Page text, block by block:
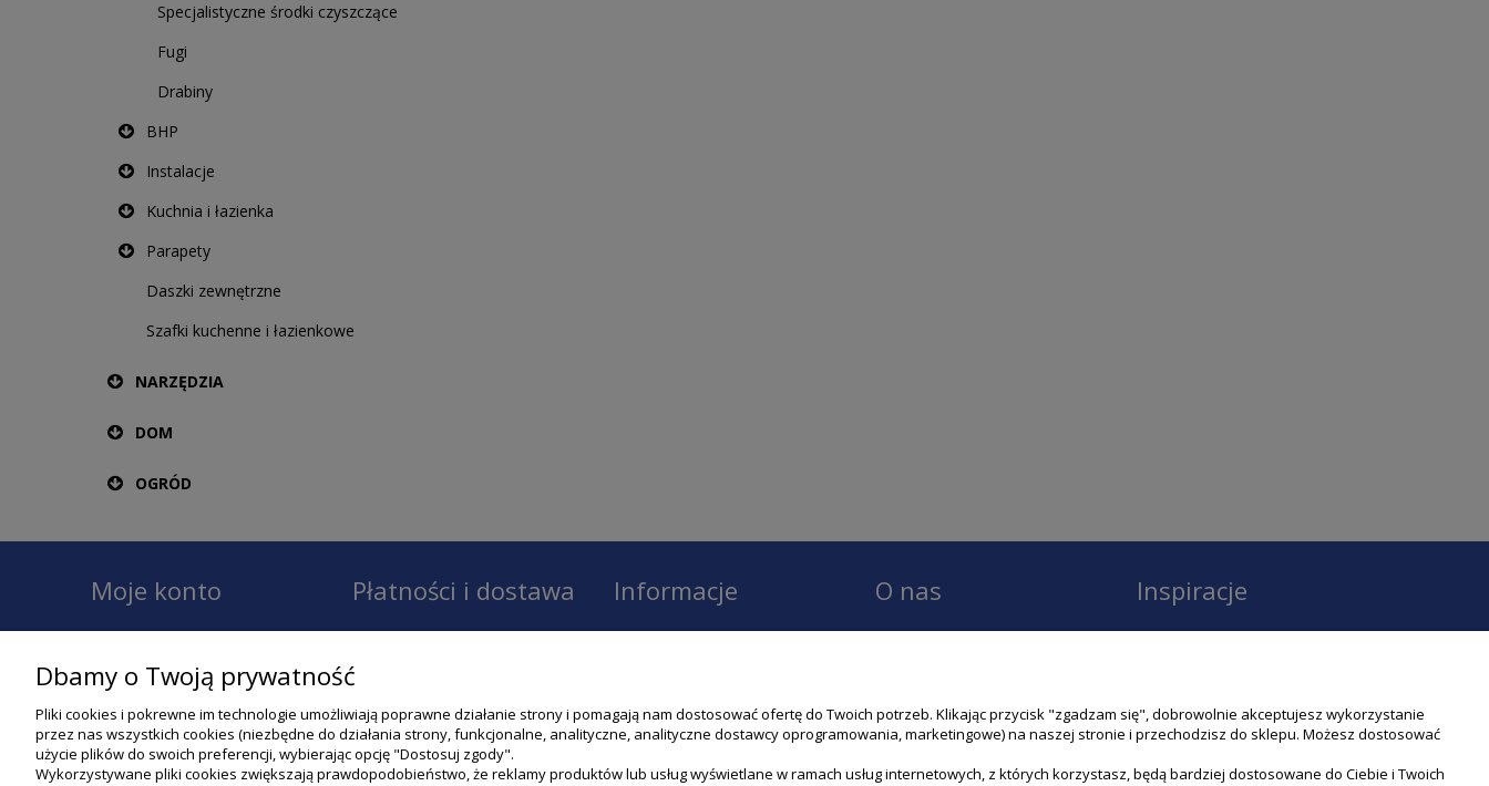
Specjalistyczne środki czyszczące
Fugi
Drabiny
BHP
Instalacje
Kuchnia i łazienka
Parapety
Daszki zewnętrzne
Szafki kuchenne i łazienkowe
NARZĘDZIA
DOM
OGRÓD
Moje konto
Ustawienia konta
Przechowalnia
Ustawienia plików cookies
Płatności i dostawa
Płatności
Raty
Informacje
Polityka prywatności
O nas
Kontakt
Inspiracje
Blog
Dbamy o Twoją prywatność
Pliki cookies i pokrewne im technologie umożliwiają poprawne działanie strony i pomagają nam dostosować ofertę do Twoich potrzeb. Klikając przycisk "zgadzam się", dobrowolnie akceptujesz wykorzystanie
przez nas wszystkich cookies (niezbędne do działania strony, funkcjonalne, analityczne, analityczne dostawcy oprogramowania, marketingowe) na naszej stronie i przechodzisz do sklepu. Możesz dostosować
użycie plików do swoich preferencji, wybierając opcję "Dostosuj zgody".
Wykorzystywane pliki cookies zwiększają prawdopodobieństwo, że reklamy produktów lub usług wyświetlane w ramach usług internetowych, z których korzystasz, będą bardziej dostosowane do Ciebie i Twoich